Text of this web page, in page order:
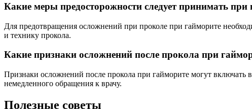
Какие меры предосторожности следует принимать
Для предотвращения осложнений при проколе при гайморите
и технику прокола.
Какие признаки осложнений после прокола при
Признаки осложнений после прокола при гайморите могут
немедленного обращения к врачу.
Полезные советы